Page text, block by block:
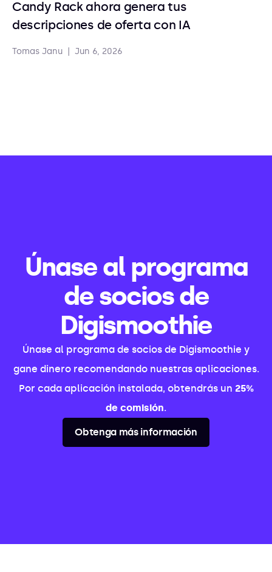
Candy Rack ahora genera tus
descripciones de oferta con IA
Tomas Janu Jun 6, 2026
Únase al programa
de socios de
Digismoothie
Únase al programa de socios de Digismoothie y
gane dinero recomendando nuestras aplicaciones.
Por cada aplicación instalada, obtendrás un 25%
de comisión.
Obtenga más información